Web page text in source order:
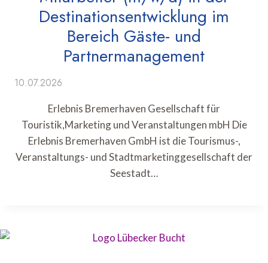
Destinationsentwicklung im
Bereich Gäste- und
Partnermanagement
10.07.2026
Erlebnis Bremerhaven Gesellschaft für
Touristik,Marketing und Veranstaltungen mbH Die
Erlebnis Bremerhaven GmbH ist die Tourismus-,
Veranstaltungs- und Stadtmarketinggesellschaft der
Seestadt…